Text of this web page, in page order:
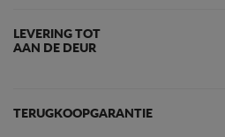
LEVERING TOT
AAN DE DEUR
TERUGKOOPGARANTIE